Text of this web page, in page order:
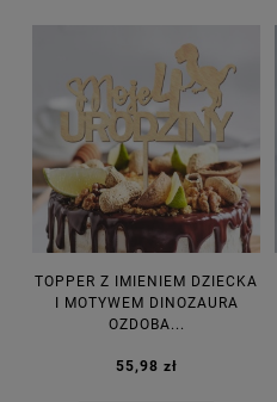
TOPPER Z IMIENIEM DZIECKA
I MOTYWEM DINOZAURA
OZDOBA...
55,98 zł